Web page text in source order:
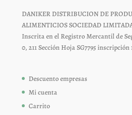
DANIKER DISTRIBUCION DE
ALIMENTICIOS SOCIEDAD
Inscrita en el Registro Mercantil de
0, 211 Sección Hoja SG7795 inscripción
Descuento empresas
Mi cuenta
Carrito